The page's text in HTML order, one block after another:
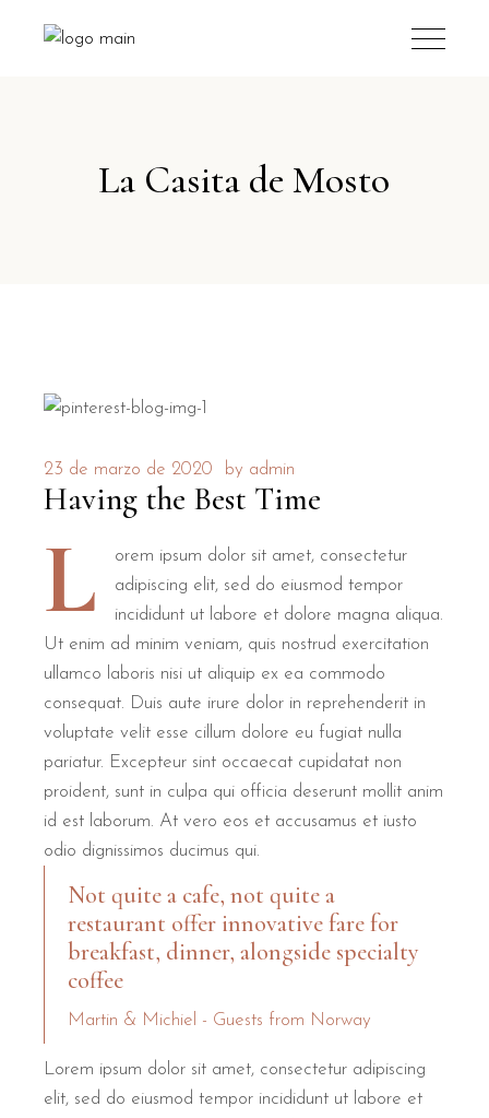
La Casita de Mosto
23 de marzo de 2020 by admin
Having the Best Time
L
orem ipsum dolor sit amet, consectetur
adipiscing elit, sed do eiusmod tempor
incididunt ut labore et dolore magna aliqua.
Ut enim ad minim veniam, quis nostrud exercitation
ullamco laboris nisi ut aliquip ex ea commodo
consequat. Duis aute irure dolor in reprehenderit in
voluptate velit esse cillum dolore eu fugiat nulla
pariatur. Excepteur sint occaecat cupidatat non
proident, sunt in culpa qui officia deserunt mollit anim
id est laborum. At vero eos et accusamus et iusto
odio dignissimos ducimus qui.
Not quite a cafe, not quite a
restaurant offer innovative fare for
breakfast, dinner, alongside specialty
coffee
Martin & Michiel - Guests from Norway
Lorem ipsum dolor sit amet, consectetur adipiscing
elit, sed do eiusmod tempor incididunt ut labore et